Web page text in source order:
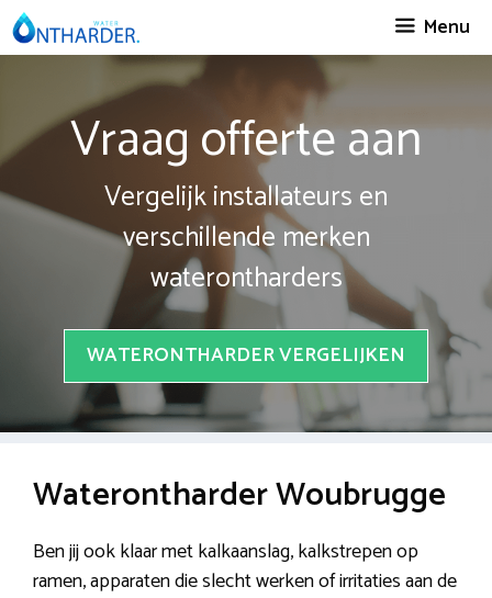
Spring
naar
Menu
Vraag offerte aan
Vergelijk installateurs en
verschillende merken
waterontharders
WATERONTHARDER VERGELIJKEN
Waterontharder Woubrugge
Ben jij ook klaar met kalkaanslag, kalkstrepen op
ramen, apparaten die slecht werken of irritaties aan de